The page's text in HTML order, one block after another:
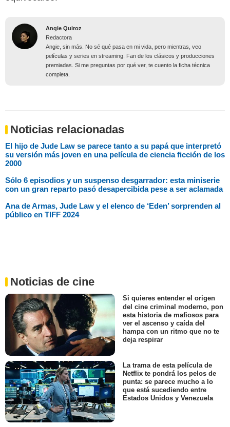
Angie Quiroz
Redactora
Angie, sin más. No sé qué pasa en mi vida, pero mientras, veo
películas y series en streaming. Fan de los clásicos y producciones
premiadas. Si me preguntas por qué ver, te cuento la ficha técnica
completa.
Noticias relacionadas
El hijo de Jude Law se parece tanto a su papá que interpretó
su versión más joven en una película de ciencia ficción de los
2000
Sólo 6 episodios y un suspenso desgarrador: esta miniserie
con un gran reparto pasó desapercibida pese a ser aclamada
Ana de Armas, Jude Law y el elenco de ‘Eden’ sorprenden al
público en TIFF 2024
Noticias de cine
Si quieres entender el origen
del cine criminal moderno, pon
esta historia de mafiosos para
ver el ascenso y caída del
hampa con un ritmo que no te
deja respirar
La trama de esta película de
Netflix te pondrá los pelos de
punta: se parece mucho a lo
que está sucediendo entre
Estados Unidos y Venezuela